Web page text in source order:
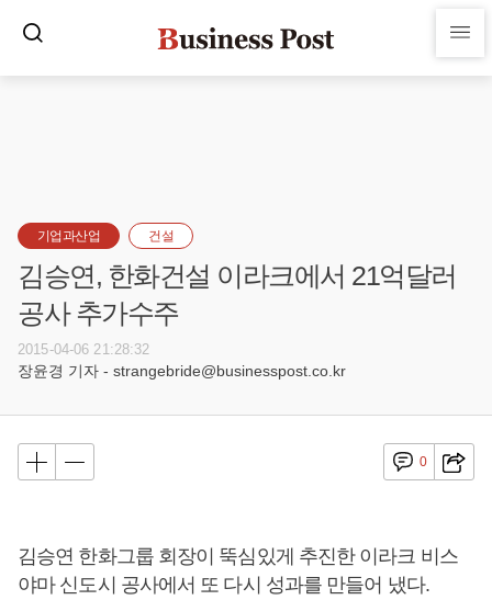
기업과산업 건설
김승연, 한화건설 이라크에서 21억달러
공사 추가수주
2015-04-06 21:28:32
장윤경 기자 - strangebride@businesspost.co.kr
0
김승연 한화그룹 회장이 뚝심있게 추진한 이라크 비스
야마 신도시 공사에서 또 다시 성과를 만들어 냈다.